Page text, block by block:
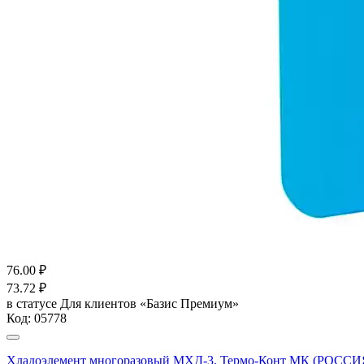
76.00 ₽
73.72 ₽
в статусе Для клиентов «Базис Премиум»
Код: 05778
Хладоэлемент многоразовый МХД-3, Термо-Конт МК